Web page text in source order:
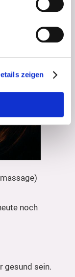
zeigen
noch
gesund sein.